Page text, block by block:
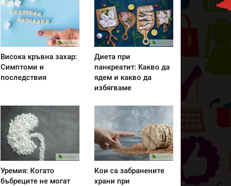
Висока кръвна захар:
Симптоми и
последствия
Диета при
панкреатит: Kакво да
ядем и какво да
избягваме
Уремия: Когато
бъбреците не могат
Кои са забранените
храни при